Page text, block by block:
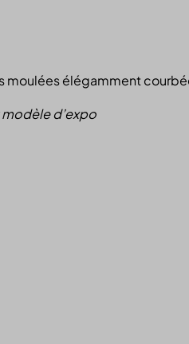
moulées élégamment
d’expo